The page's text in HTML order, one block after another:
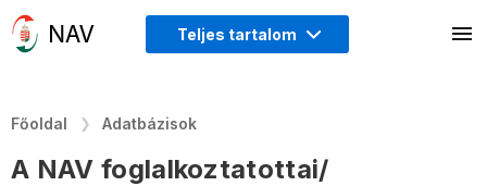
Teljes tartalom
Főoldal Adatbázisok
A NAV foglalkoztatottai/